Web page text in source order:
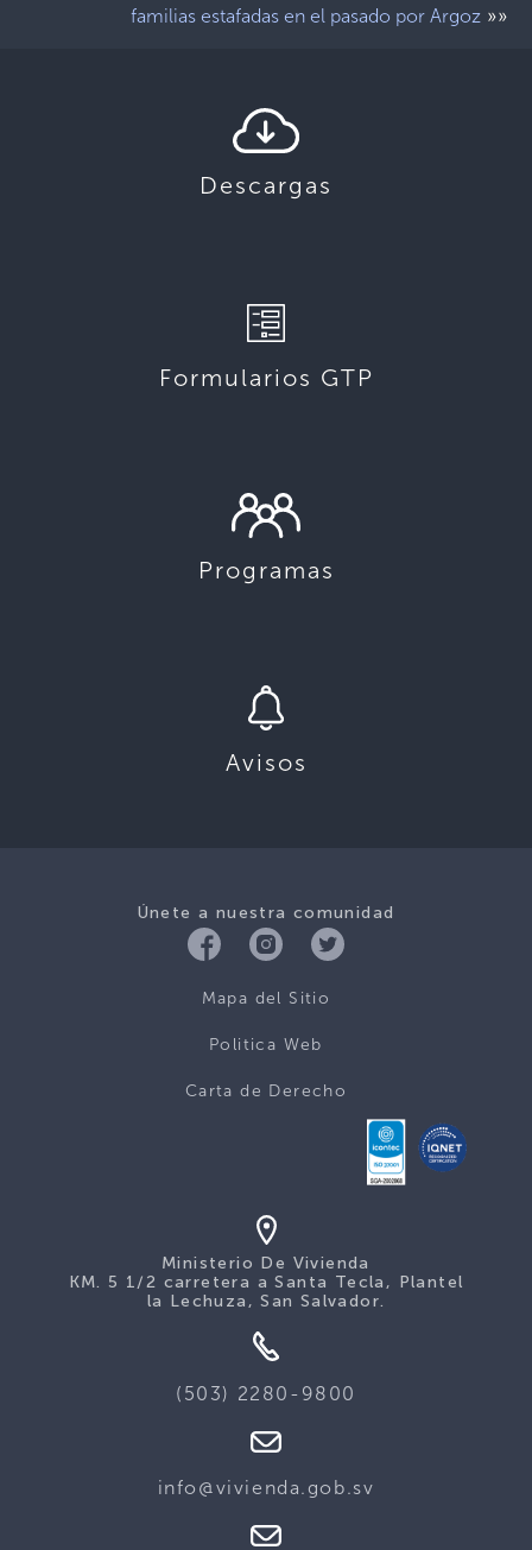
familias estafadas en el pasado por Argoz »»
Descargas
Formularios GTP
Programas
Avisos
Únete a nuestra comunidad
Mapa del Sitio
Politica Web
Carta de Derecho
Ministerio De Vivienda
KM. 5 1/2 carretera a Santa Tecla, Plantel
la Lechuza, San Salvador.
(503) 2280-9800
info@vivienda.gob.sv